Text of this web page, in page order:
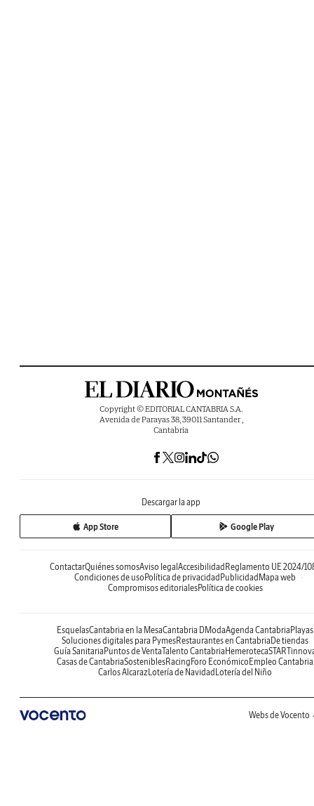
Copyright © EDITORIAL CANTABRIA S.A.
Avenida de Parayas 38, 39011 Santander ,
Cantabria
Descargar la app
App Store Google Play
ContactarQuiénes somosAviso legal Accesibilidad Reglamento UE 2024/
Condiciones de uso Política de privacidad Publicidad Mapa web
Compromisos editorialesPolítica de cookies
EsquelasCantabria en la MesaCantabria DModaAgenda Cantabria Playas
Soluciones digitales para PymesRestaurantes en Cantabria De tiendas
Guía Sanitaria Puntos de VentaTalento Cantabria Hemeroteca
Casas de CantabriaSosteniblesRacing Foro Económico Empleo Cantabria
Carlos AlcarazLotería de Navidad Lotería del Niño
Webs de Vocento